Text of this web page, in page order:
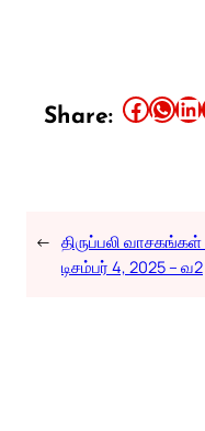
Share: Share this article on Facebook Share this article on WhatsApp Share this article on LinkedIn
← திருப்பலி வாசகங்கள்
டிசம்பர் 4, 2025 – வ2